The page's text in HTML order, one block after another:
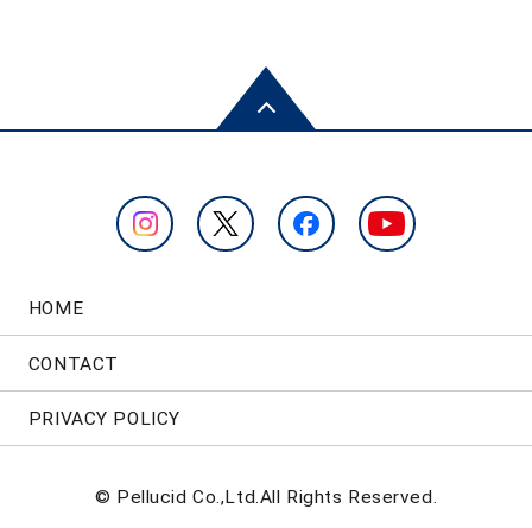
HOME
CONTACT
PRIVACY POLICY
© Pellucid Co.,Ltd.All Rights Reserved.